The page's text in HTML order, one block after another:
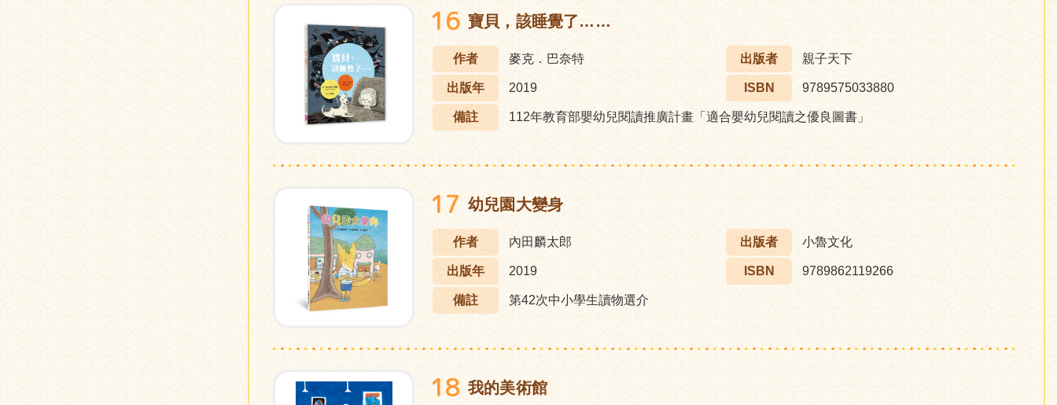
16 寶貝，該睡覺了……
作者 麥克．巴奈特 出版者 親子天下
出版年 2019 ISBN 9789575033880
備註 112年教育部嬰幼兒閱讀推廣計畫「適合嬰幼兒閱讀之優良圖書」
17 幼兒園大變身
作者 內田麟太郎 出版者 小魯文化
出版年 2019 ISBN 9789862119266
備註 第42次中小學生讀物選介
18 我的美術館